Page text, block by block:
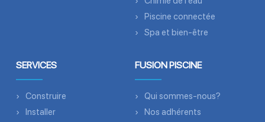
Piscine connectée
Spa et bien-être
SERVICES
Construire
Installer
FUSION PISCINE
Qui sommes-nous?
Nos adhérents